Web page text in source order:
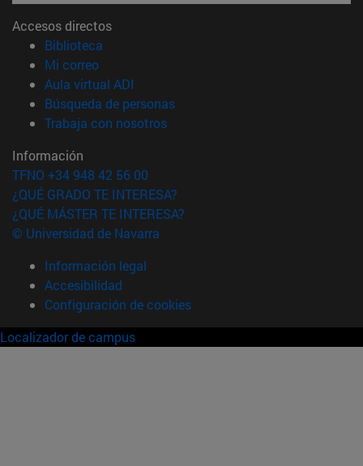
Accesos directos
Biblioteca
Mi correo(abre en nueva ventana)
Aula virtual ADI
Búsqueda de personas(abre en nueva ventana)
Trabaja con nosotros(abre en nueva ventana)
Información
TFNO +34 948 42 56 00
¿QUÉ GRADO TE INTERESA?
¿QUÉ MÁSTER TE INTERESA?
© Universidad de Navarra
Información legal
Accesibilidad
Configuración de cookies
Localizador de campus